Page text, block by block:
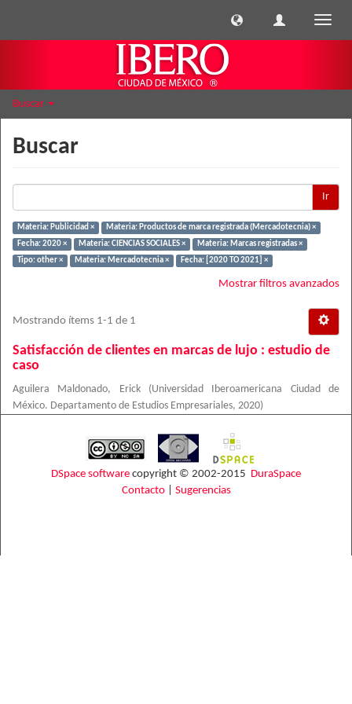
Buscar
Buscar
Ir
Materia: Publicidad ×
Materia: Productos de marca registrada (Mercadotecnia) ×
Fecha: 2020 ×
Materia: CIENCIAS SOCIALES ×
Materia: Marcas registradas ×
Tipo: other ×
Materia: Mercadotecnia × Fecha: [2020 TO 2021] ×
Mostrar filtros avanzados
Mostrando ítems 1-1 de 1
Satisfacción de clientes en marcas de lujo : estudio de
caso
Aguilera Maldonado, Erick (Universidad Iberoamericana Ciudad de
México. Departamento de Estudios Empresariales, 2020)
DSpace software copyright © 2002-2015 DuraSpace
Contacto| Sugerencias